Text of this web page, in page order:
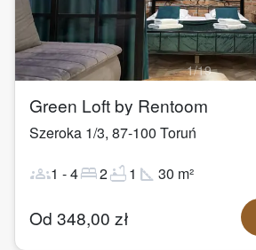
1/19
Green Loft by Rentoom
Szeroka 1/3, 87-100 Toruń
groups1 -4bed2bathtub1 square_foot 30 m²
Od 348,00 zł